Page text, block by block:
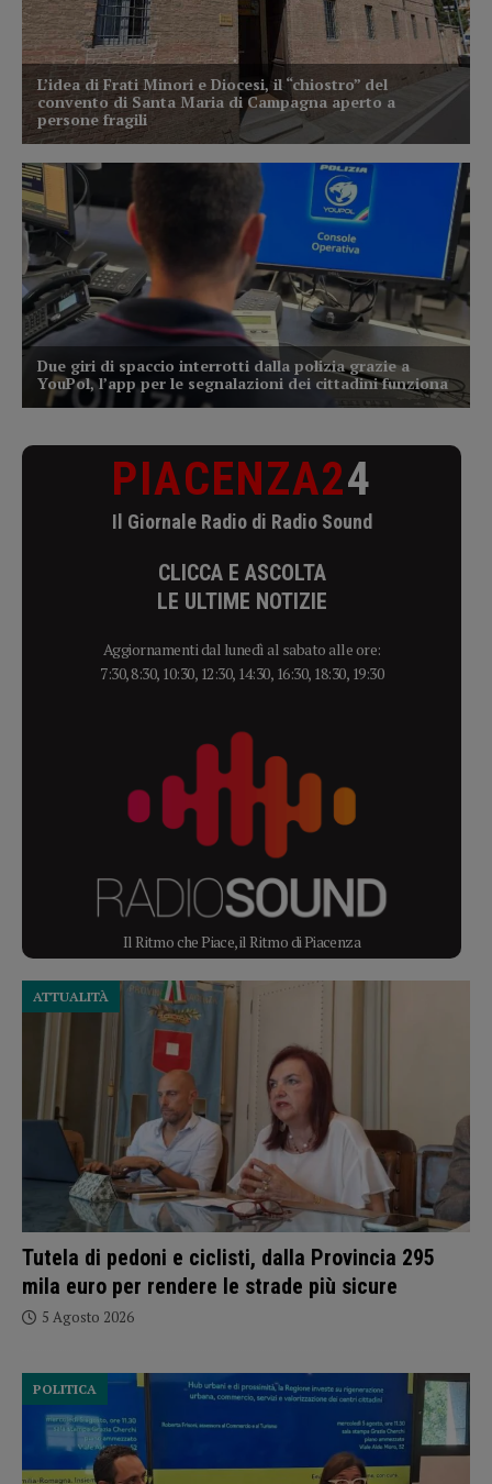
PIACENZA24
Il Giornale Radio di Radio Sound
CLICCA E ASCOLTA
LE ULTIME NOTIZIE
Aggiornamenti dal lunedì al sabato alle ore:
7:30, 8:30, 10:30, 12:30, 14:30, 16:30, 18:30, 19:30
Il Ritmo che Piace, il Ritmo di Piacenza
Tutela di pedoni e ciclisti, dalla Provincia 295
mila euro per rendere le strade più sicure
ATTUALITÀ
5 Agosto 2026
POLITICA